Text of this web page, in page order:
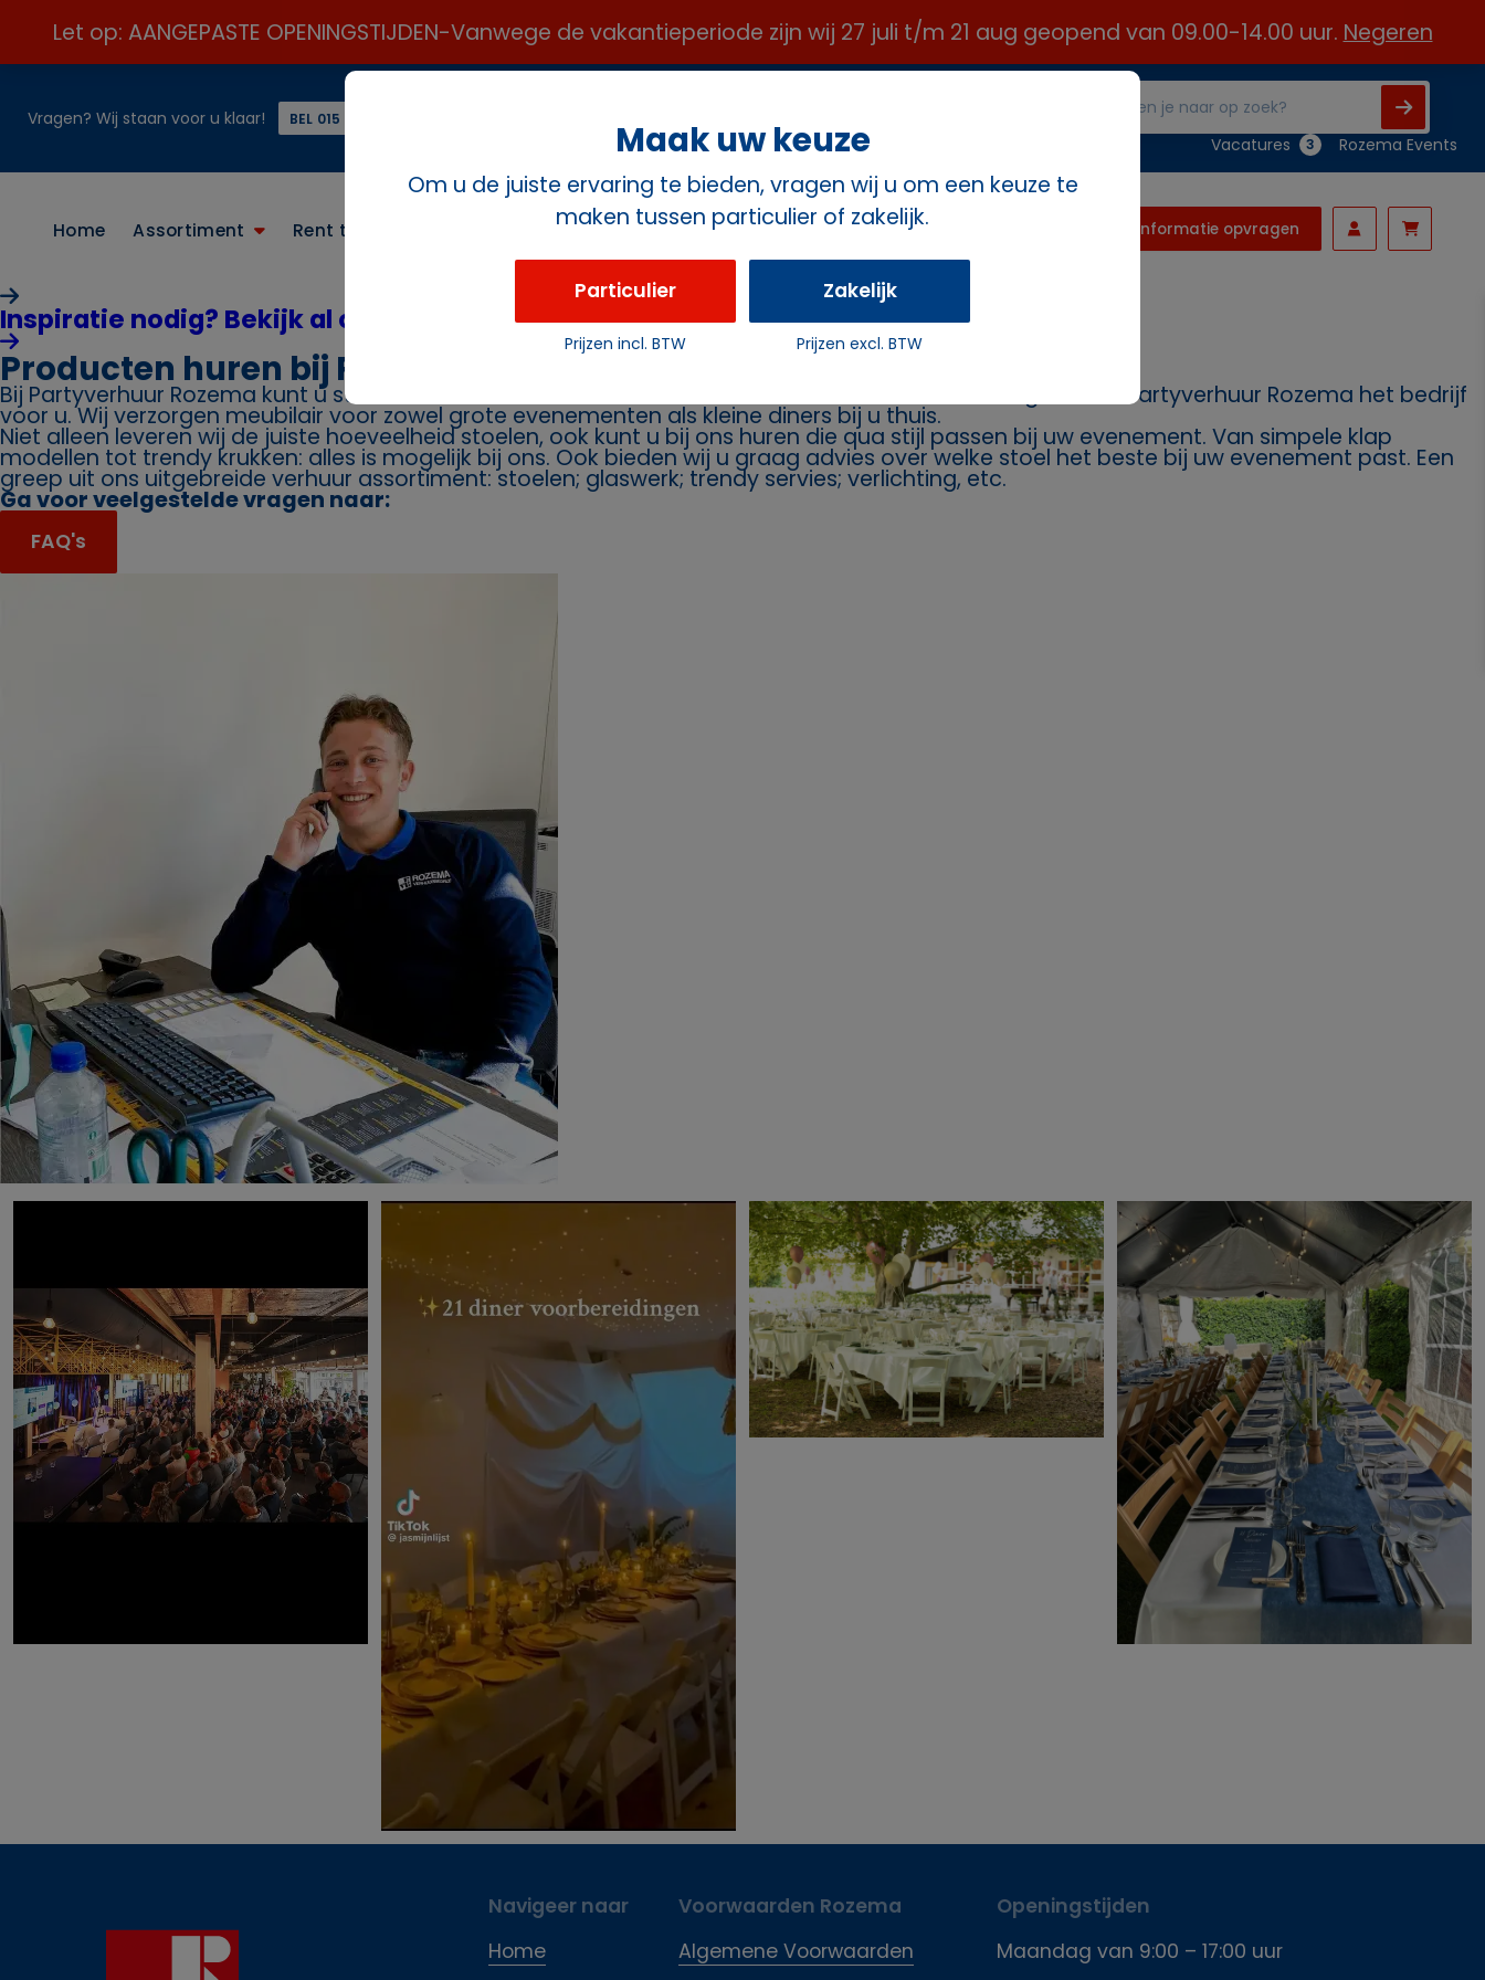
Let op: AANGEPASTE OPENINGSTIJDEN-Vanwege de vakantieperiode zijn wij 27 juli t/m 21 aug geopend van 09.00-14.00 uur. Negeren
Vragen? Wij staan voor u klaar! BEL 015 21 24 313 ☎️
Vacatures 3 Rozema Events
Home Assortiment Rent the look Informatie opvragen
Inspiratie nodig? Bekijk al onze paketten
Producten huren bij Partyverhuur Rozema
Bij Partyverhuur Rozema kunt u stoelen huren. Geeft u een feest en heeft u daarvoor stoelen nodig? Dan is Partyverhuur Rozema het bedrijf
voor u. Wij verzorgen meubilair voor zowel grote evenementen als kleine diners bij u thuis.
Niet alleen leveren wij de juiste hoeveelheid stoelen, ook kunt u bij ons huren die qua stijl passen bij uw evenement. Van simpele klap
modellen tot trendy krukken: alles is mogelijk bij ons. Ook bieden wij u graag advies over welke stoel het beste bij uw evenement past. Een
greep uit ons uitgebreide verhuur assortiment: stoelen; glaswerk; trendy servies; verlichting, etc.
Ga voor veelgestelde vragen naar:
FAQ's
Navigeer naar
Home
Voorwaarden Rozema
Algemene Voorwaarden
Openingstijden
Maandag van 9:00 – 17:00 uur
Maak uw keuze
Om u de juiste ervaring te bieden, vragen wij u om een keuze te
maken tussen particulier of zakelijk.
Particulier
Prijzen incl. BTW
Zakelijk
Prijzen excl. BTW